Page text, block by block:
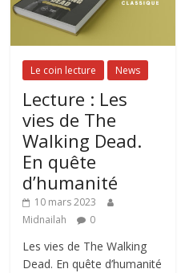
Le coin lecture News
Lecture : Les
vies de The
Walking Dead.
En quête
d’humanité
10 mars 2023
Midnailah
0
Les vies de The Walking
Dead. En quête d’humanité